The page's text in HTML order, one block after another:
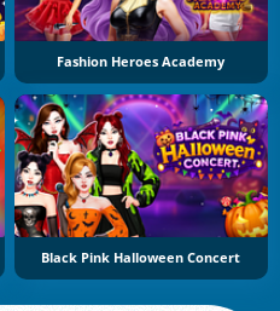
Fashion Heroes Academy
Black Pink Halloween Concert